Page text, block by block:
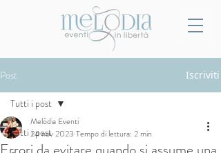
Post Iscriviti
Tutti i post
Tutti i post
Melòdia Eventi
24 nov 2023 Tempo di lettura: 2 min